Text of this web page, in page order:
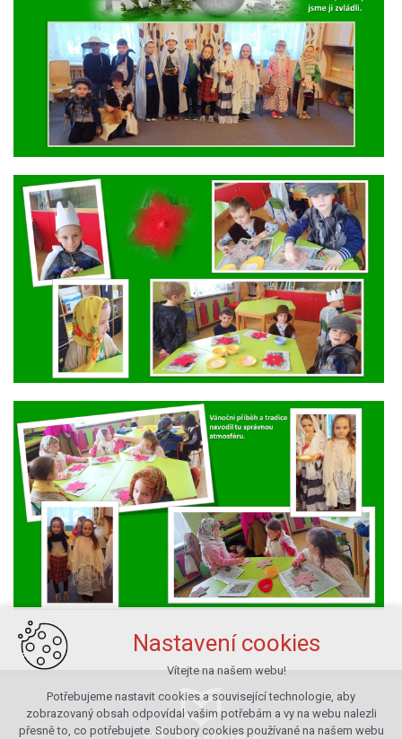
Nastavení cookies
Vítejte na našem webu!
Potřebujeme nastavit cookies a související technologie, aby
zobrazovaný obsah odpovídal vašim potřebám a vy na webu nalezli
přesně to, co potřebujete. Soubory cookies používané na našem webu